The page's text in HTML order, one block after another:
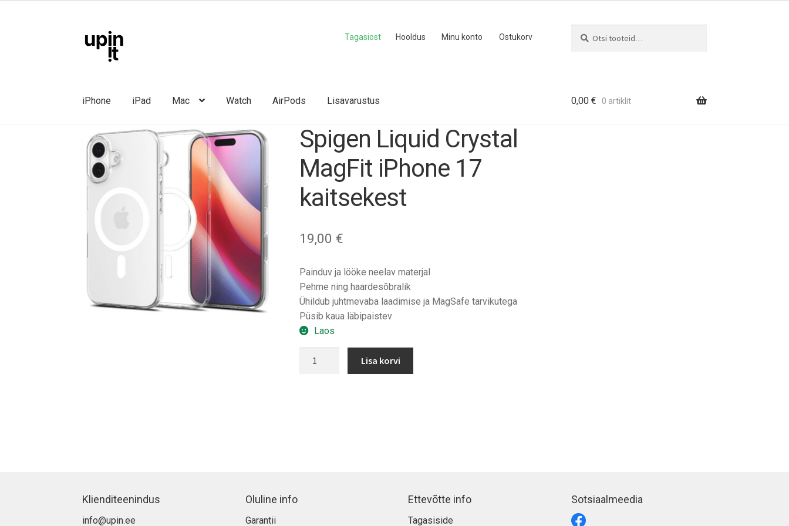
navigeerimisele
sisu
Tagasiost Hooldus Minu konto Ostukorv
iPhone iPad Mac Watch AirPods Lisavarustus 0,00 € 0 artiklit
Spigen Liquid Crystal
MagFit iPhone 17
kaitsekest
19,00 €
Painduv ja lööke neelav materjal
Pehme ning haardesõbralik
Ühildub juhtmevaba laadimise ja MagSafe tarvikutega
Püsib kaua läbipaistev
Laos
Lisa korvi
Klienditeenindus
info@upin.ee
Oluline info
Garantii
Ettevõtte info
Tagasiside
Sotsiaalmeedia